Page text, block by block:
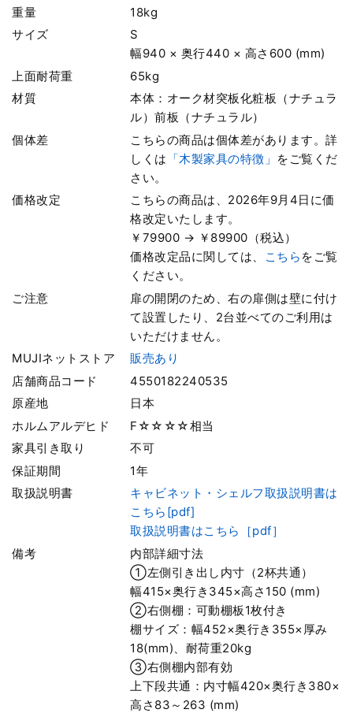
重量
18kg
サイズ
S
幅940 × 奥行440 × 高さ600 (mm)
上面耐荷重
65kg
材質
本体：オーク材突板化粧板（ナチュラ
ル）前板（ナチュラル）
個体差
こちらの商品は個体差があります。詳
しくは 「木製家具の特徴」 をご覧くだ
さい。
価格改定
こちらの商品は、2026年9月4日に価
格改定いたします。
￥79900 → ￥89900（税込）
価格改定品に関しては、
こちら をご覧
ください。
ご注意
扉の開閉のため、右の扉側は壁に付け
て設置したり、2台並べてのご利用は
いただけません。
MUJIネットストア
販売あり
店舗商品コード
4550182240535
原産地
日本
ホルムアルデヒド
F☆☆☆☆相当
家具引き取り
不可
保証期間
1年
取扱説明書
キャビネット・シェルフ取扱説明書は
こちら[pdf]
取扱説明書はこちら［pdf］
備考
内部詳細寸法
①左側引き出し内寸（2杯共通）
幅415×奥行き345×高さ150 (mm)
②右側棚：可動棚板1枚付き
棚サイズ：幅452×奥行き355×厚み
18(mm)、耐荷重20kg
③右側棚内部有効
上下段共通：内寸幅420×奥行き380×
高さ83～263 (mm)